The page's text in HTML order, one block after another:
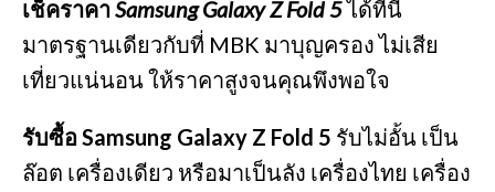
เช็คราคาSamsung​ Galaxy Z Fold 5ได้ที่นี้
มาตรฐานเดียวกับที่ MBK มาบุญครอง ไม่เสีย
เที่ยวแน่นอน ให้ราคาสูงจนคุณพึงพอใจ
รับซื้อ Samsung​ Galaxy Z Fold 5 รับไม่อั้น เป็น
ล๊อต เครื่องเดียว หรือมาเป็นลัง เครื่องไทย เครื่อง